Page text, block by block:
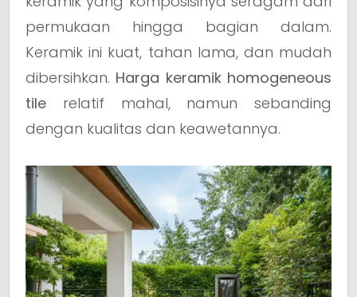
permukaan hingga bagian dalam.
Keramik ini kuat, tahan lama, dan mudah
dibersihkan. Harga keramik homogeneous
tile relatif mahal, namun sebanding
dengan kualitas dan keawetannya.